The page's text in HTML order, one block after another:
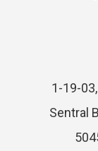
1-19-
Sentral